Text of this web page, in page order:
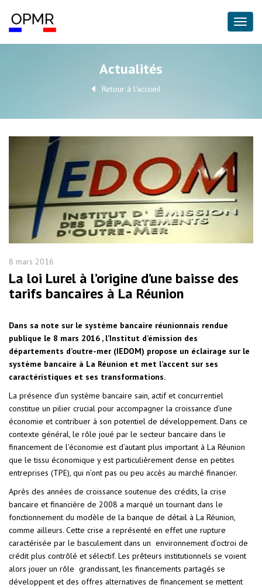
Actualités
Retour à l'accueil
8 mars 2016
La loi Lurel à l’origine d’une baisse des
tarifs bancaires à La Réunion
Dans sa note sur le système bancaire réunionnais rendue
publique le 8 mars 2016 , l’Institut d’émission des
départements d’outre-mer (IEDOM) propose un éclairage sur le
système bancaire à La Réunion et met l’accent sur ses
caractéristiques et ses transformations.
La présence d’un système bancaire sain, actif et concurrentiel
constitue un pilier crucial pour accompagner la croissance d’une
économie et contribuer à son potentiel de développement. Dans ce
contexte général, le rôle joué par le secteur bancaire dans le
financement de l’économie est d’autant plus important à La Réunion
que le tissu économique y est particulièrement dense en petites
entreprises (TPE), qui n’ont pas ou peu accès au marché financier.
Après des années de croissance soutenue des crédits, la crise
bancaire et financière de 2008 a marqué un tournant dans le
fonctionnement du modèle de la banque de détail à La Réunion,
comme ailleurs. Cette crise a représenté en effet une rupture
caractérisée par le basculement dans un environnement d’octroi de
crédit plus contrôlé et sélectif. Les prêteurs institutionnels se voient
alors jouer un rôle grandissant, les financements partagés se
développent et des offres alternatives de financement se mettent